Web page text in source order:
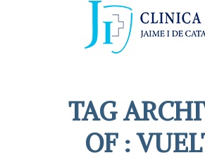
TAG
OF :